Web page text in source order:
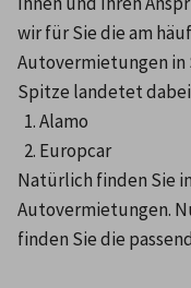
wir für Sie die am
Autovermietungen in
Spitze landetet dabei
Alamo
Europcar
Natürlich finden Sie
Autovermietungen.
finden Sie die